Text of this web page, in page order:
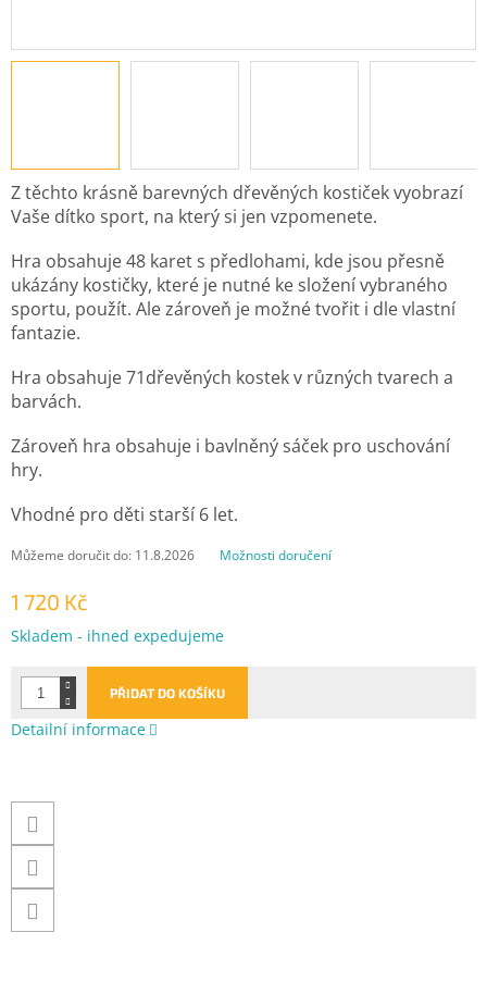
1 720 Kč
Měrná
Skladem - ihned expedujeme
Můžeme doručit do: 11.8.2026 Možnosti doručení
PŘIDAT DO KOŠÍKU
Z těchto krásně barevných dřevěných kostiček vyobrazí
Vaše dítko sport, na který si jen vzpomenete.
Hra obsahuje 48 karet s předlohami, kde jsou přesně
ukázány kostičky, které je nutné ke složení vybraného
sportu, použít. Ale zároveň je možné tvořit i dle vlastní
fantazie.
Hra obsahuje 71dřevěných kostek v různých tvarech a
barvách.
Zároveň hra obsahuje i bavlněný sáček pro uschování
hry.
Vhodné pro děti starší 6 let.
Detailní informace